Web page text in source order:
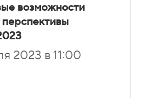
возможности
2023 в 11:00